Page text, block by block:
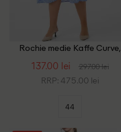
Rochie medie Kaffe Curve,
137.00 lei 297.00 lei
RRP: 475.00 lei
44